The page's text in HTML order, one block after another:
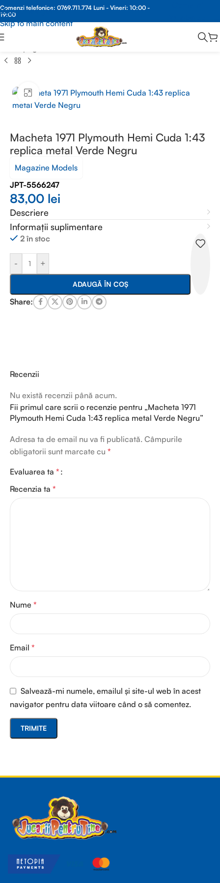
Skip to navigation
Skip to main content
Comenzi telefonice: 0769.711.774 Luni - Vineri: 10:00 -
19:00
MACHETE METAL/MACHETE AUTO 1:43
Faceți clic pentru a mări
Macheta 1971 Plymouth Hemi Cuda 1:43
replica metal Verde Negru
Magazine Models
JPT-5566247
83,00 lei
Descriere
Informații suplimentare
2 în stoc
- +
ADAUGĂ ÎN COȘ
Share:
Recenzii
Nu există recenzii până acum.
Fii primul care scrii o recenzie pentru „Macheta 1971
Plymouth Hemi Cuda 1:43 replica metal Verde Negru”
Adresa ta de email nu va fi publicată. Câmpurile
obligatorii sunt marcate cu *
Evaluarea ta *
Recenzia ta *
Nume *
Email *
Salvează-mi numele, emailul și site-ul web în acest
navigator pentru data viitoare când o să comentez.